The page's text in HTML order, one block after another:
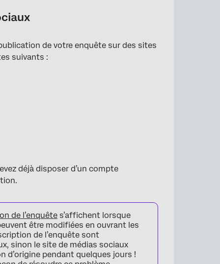
de votre enquête sur des sites
suivants :
déjà disposer d’un compte
de l’enquête s’affichent lorsque
être modifiées en ouvrant les
de l’enquête sont
sinon le site de médias sociaux
d’origine pendant quelques jours !